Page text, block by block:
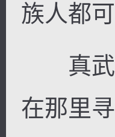
族人都
真武
在那里